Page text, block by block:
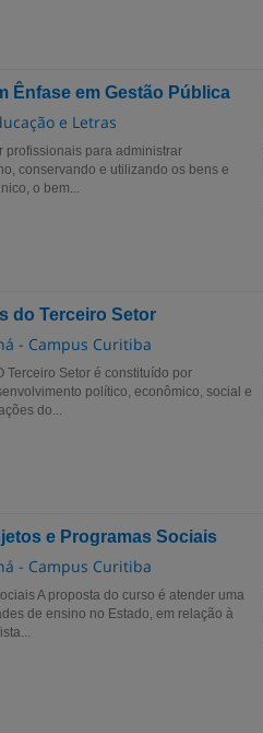
Ênfase em Gestão Pública
e Letras
profissionais para administrar
conservando e utilizando os bens e
o bem...
do Terceiro Setor
- Campus Curitiba
Terceiro Setor é constituído por
político, econômico, social e
do...
e Programas Sociais
- Campus Curitiba
A proposta do curso é atender uma
de ensino no Estado, em relação à